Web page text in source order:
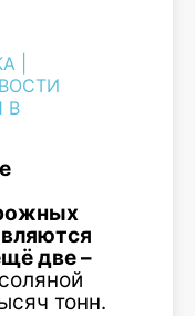
В
две –
тонн.